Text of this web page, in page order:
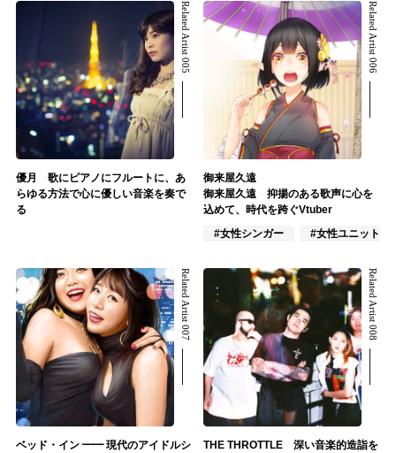
Related Artist 005
優月 歌にピアノにフルートに、あ
らゆる方法で心に優しい音楽を奏で
る
Related Artist 006
御来屋久遠
御来屋久遠 抑揚のある歌声に心を
込めて、時代を跨ぐVtuber
#女性シンガー
#女性ユニット
Related Artist 007
ベッド・イン ━━ 現代のアイドルシ
Related Artist 008
THE THROTTLE 深い音楽的造詣を